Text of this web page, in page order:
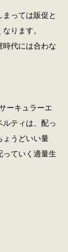
っては販促と
ります。
時代には合わな
ーキュラーエ
ルティは、配っ
ょうどいい量
っていく適量生